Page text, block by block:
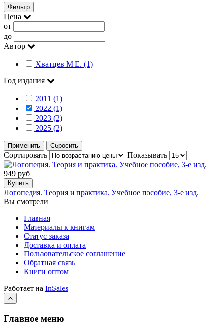
Фильтр
Цена
от
до
Автор
Хватцев М.Е. (1)
Год издания
2011 (1)
2022 (1)
2023 (2)
2025 (2)
Применить Сбросить
Сортировать Показывать
949 руб
Купить
Логопедия. Теория и практика. Учебное пособие, 3-е изд.
Вы смотрели
Главная
Материалы к книгам
Статус заказа
Доставка и оплата
Пользовательское соглашение
Обратная связь
Книги оптом
Работает на InSales
Главное меню